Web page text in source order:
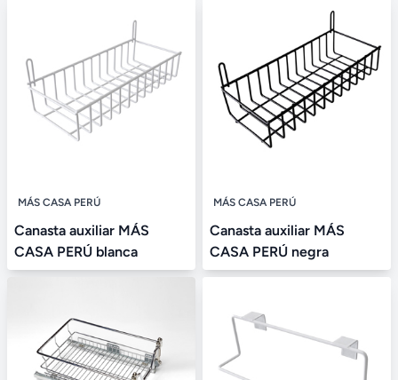
MÁS CASA PERÚ
Canasta auxiliar MÁS
CASA PERÚ blanca
MÁS CASA PERÚ
Canasta auxiliar MÁS
CASA PERÚ negra